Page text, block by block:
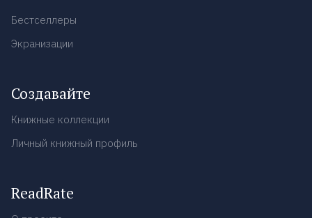
Бестселлеры
Экранизации
Создавайте
Книжные коллекции
Личный книжный профиль
ReadRate